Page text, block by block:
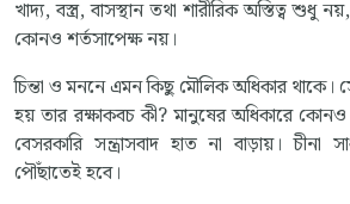
খাদ্য, বস্ত্র, বাসস্থান তথা শারীরিক অস্তিত্ব
কোনও শর্তসাপেক্ষ নয়।
চিন্তা ও মননে এমন কিছু মৌলিক অধিকার থাকে।
হয় তার রক্ষাকবচ কী? মানুষের অধিকারে কোনও
বেসরকারি সন্ত্রাসবাদ হাত না বাড়ায়। চীনা
পৌঁছাতেই হবে।